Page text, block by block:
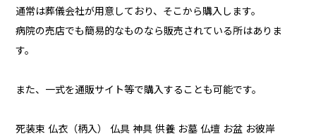
通常は葬儀会社が用意しており、そこから購入します。
病院の売店でも簡易的なものなら販売されている所はありま
す。
また、一式を通販サイト等で購入することも可能です。
死装束 仏衣（柄入） 仏具 神具 供養 お墓 仏壇 お盆 お彼岸